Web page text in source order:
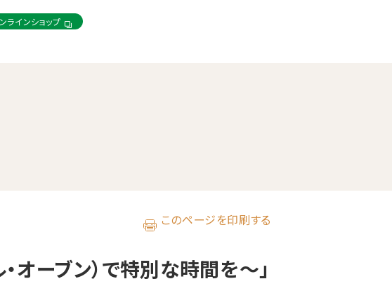
ラインショップ
オーブン）で特別な時間を〜」
このページを印刷する